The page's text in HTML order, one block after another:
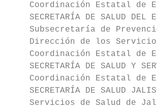
Coordinación Estatal de
SECRETARÍA DE SALUD DEL
Subsecretaría de
Dirección de los
Coordinación Estatal de
SECRETARÍA DE SALUD Y
Coordinación Estatal de
SECRETARÍA DE SALUD
Servicios de Salud de